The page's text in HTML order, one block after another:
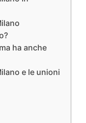
ha anche
e le unioni